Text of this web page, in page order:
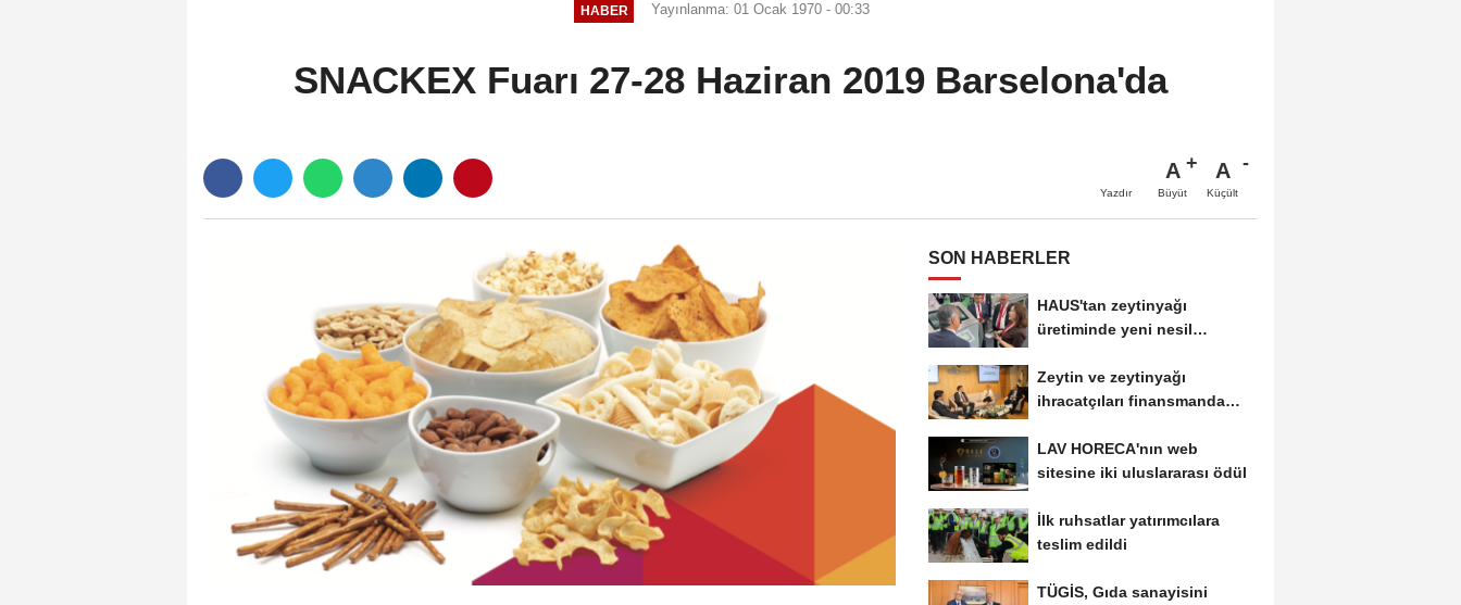
HABER Yayınlanma: 01 Ocak 1970 - 00:33
SNACKEX Fuarı 27-28 Haziran 2019 Barselona'da
Yazdır
A
Büyüt
A
Küçült
SON HABERLER
HAUS'tan zeytinyağı
üretiminde yeni nesil
Zeytin ve zeytinyağı
ihracatçıları finansmanda
LAV HORECA'nın web
sitesine iki uluslararası ödül
İlk ruhsatlar yatırımcılara
teslim edildi
TÜGİS, Gıda sanayisini